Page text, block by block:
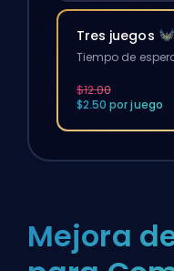
Tres juegos
Tiempo de
$12.00
$2.50 por juego
Mejora